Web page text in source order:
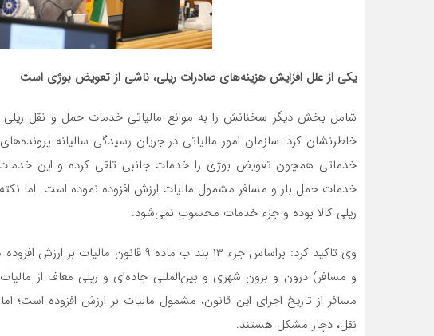
یکی از علل افزایش هزینه‌های صادرات ریلی، ناشی از تعویض بوژی است
خاطرنشان کرد: سازمان امور مالیاتی در جریان رسیدگی سالیانه
خدماتی همچون تعویض بوژی را خدمات جانبی تلقی کرده و این خدمات
خدمات حمل بار و مسافر مشمول مالیات ارزش افزوده نموده است. اما
ریلی کالا بوده و جزء خدمات محسوب نمی‌شود.
و مسافر) درون و برون شهری و بین‌المللی جاده‌ای و ریلی معاف از
مسافر از تاریخ اجرای این قانون، مشمول مالیات بر ارزش افزوده
نقل، دچار مشکل هستند.